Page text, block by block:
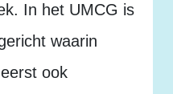
In het UMCG is
waarin
ook